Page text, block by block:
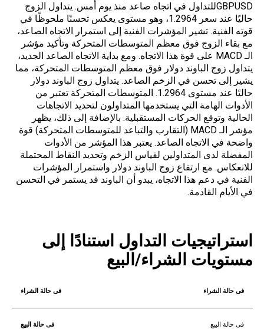
GBPUSDللتداول في اتجاه صاعد منذ يوم أمس. يتداول الزوج
حاليًا عند سعر 1.2964، وهو مستوى يعكس تحسنًا ملحوظًا في
قوته الفنية. تشير المؤشرات الفنية إلى استمرار الاتجاه الصاعد،
مع بقاء الزوج فوق معظم المتوسطات المتحركة وتأكيد مؤشر
الـMACD على قوة هذا الاتجاه. ومع بداية الاتجاه الصاعد الجديد،
يتداول زوج الباوند دولار فوق معظم المتوسطات المتحركة، مما
يشير إلى تحسن في الزخم الصاعد. يتداول زوج الباوند دولار
حاليًا عند مستوى 1.2964. المتوسطات المتحركة تعتبر من
الأدوات الهامة التي يستخدمها المتداولون لتحديد الاتجاهات
الحالية وتوقع الحركات المستقبلية. بالإضافة إلى ذلك، يظهر
مؤشر الـ MACD (التقارب والتباعد للمتوسطات المتحركة) قوة
واضحة في الاتجاه الصاعد. يعتبر هذا المؤشر من الأدوات
المفضلة لدى المتداولين لقياس الزخم وتحديد النقاط المحتملة
للانعكاس. مع ارتفاع زوج الباوند دولار واستمرار المؤشرات
الفنية في دعم هذا الاتجاه، يبدو أن الباوند قد يستمر في التحسن
في الأيام القادمة.
استراتيجيات التداول استنادًا إلى
مستويات الشراء/البيع
فى حالة الشراء
فى حالة البيع